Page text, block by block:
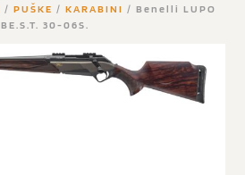
/ PUŠKE / KARABINI / Benelli LUPO
BE.S.T. 30-06S.